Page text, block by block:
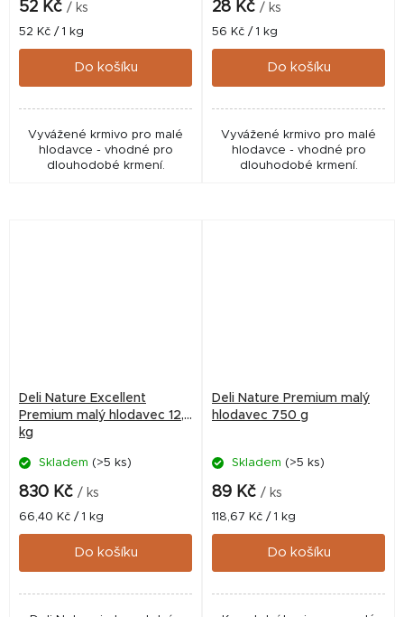
52 Kč / ks
Měrná
cena:
52 Kč / 1 kg
Do košíku
Vyvážené krmivo pro malé
hlodavce - vhodné pro
dlouhodobé krmení.
28 Kč / ks
Měrná
cena:
56 Kč / 1 kg
Do košíku
Vyvážené krmivo pro malé
hlodavce - vhodné pro
dlouhodobé krmení.
Deli Nature Excellent
Premium malý hlodavec 12,5
kg
Skladem (>5 ks)
830 Kč / ks
Měrná
cena:
66,40 Kč / 1 kg
Do košíku
Deli Nature Premium malý
hlodavec 750 g
Skladem (>5 ks)
89 Kč / ks
Měrná
cena:
118,67 Kč / 1 kg
Do košíku